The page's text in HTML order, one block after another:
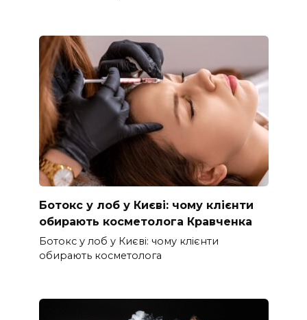
Ботокс у лоб у Києві: чому клієнти
обирають косметолога Кравченка
Ботокс у лоб у Києві: чому клієнти
обирають косметолога